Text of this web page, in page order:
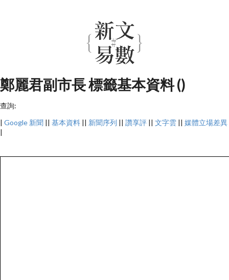
鄭麗君副市長 標籤基本資料 ()
查詢:
| Google 新聞 || 基本資料 || 新聞序列 || 讚享評 || 文字雲 || 媒體立場差異
|